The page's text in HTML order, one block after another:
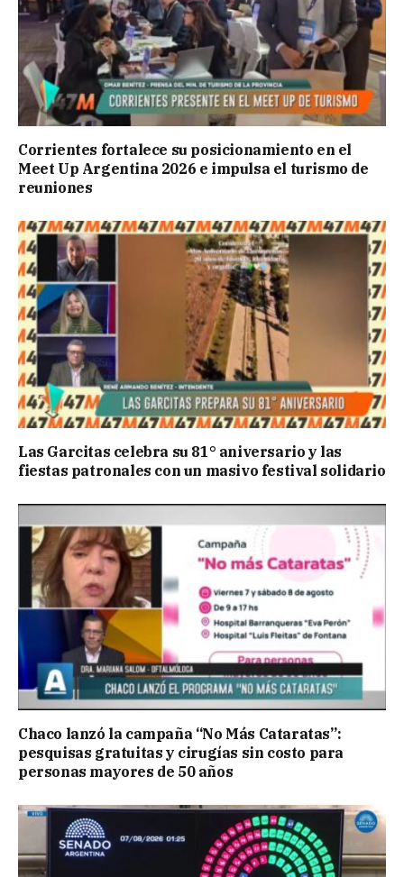
Corrientes fortalece su posicionamiento en el
Meet Up Argentina 2026 e impulsa el turismo de
reuniones
Las Garcitas celebra su 81° aniversario y las
fiestas patronales con un masivo festival solidario
Chaco lanzó la campaña “No Más Cataratas”:
pesquisas gratuitas y cirugías sin costo para
personas mayores de 50 años